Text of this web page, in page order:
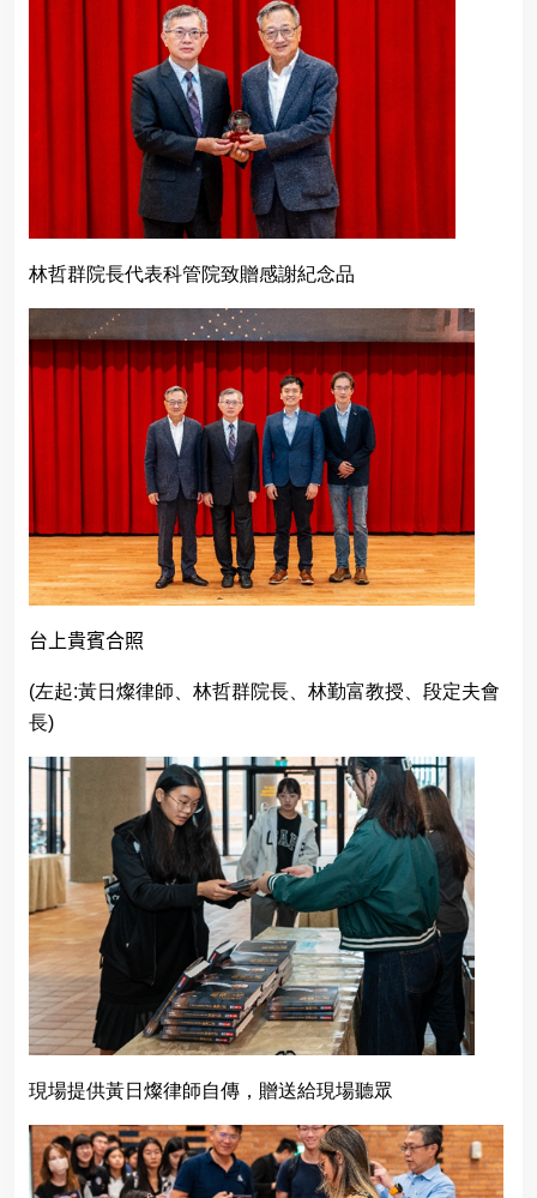
林哲群院長代表科管院致贈感謝紀念品
台上貴賓合照
(左起:黃日燦律師、林哲群院長、林勤富教授、段定夫會
長)
現場提供黃日燦律師自傳，贈送給現場聽眾